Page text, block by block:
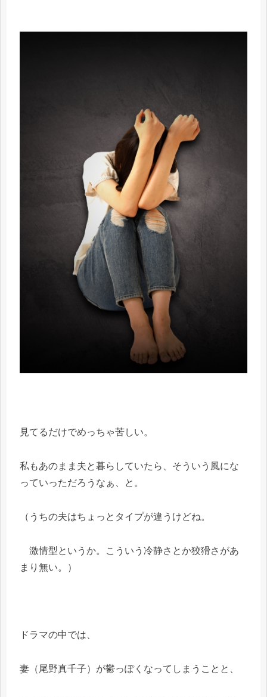
見てるだけでめっちゃ苦しい。
私もあのまま夫と暮らしていたら、そういう風にな
っていっただろうなぁ、と。
（うちの夫はちょっとタイプが違うけどね。
激情型というか。こういう冷静さとか狡猾さがあ
まり無い。）
ドラマの中では、
妻（尾野真千子）が鬱っぽくなってしまうことと、